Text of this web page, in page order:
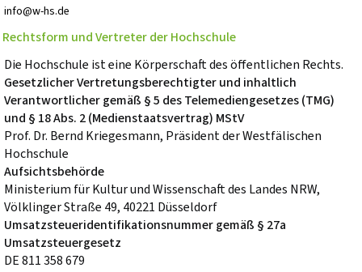
info@w-hs.de
Rechtsform und Vertreter der Hochschule
Die Hochschule ist eine Körperschaft des öffentlichen Rechts.
Gesetzlicher Vertretungsberechtigter und inhaltlich
Verantwortlicher gemäß § 5 des Telemediengesetzes (TMG)
und § 18 Abs. 2 (Medienstaatsvertrag) MStV
Prof. Dr. Bernd Kriegesmann, Präsident der Westfälischen
Hochschule
Aufsichtsbehörde
Ministerium für Kultur und Wissenschaft des Landes NRW,
Völklinger Straße 49, 40221 Düsseldorf
Umsatzsteueridentifikationsnummer gemäß § 27a
Umsatzsteuergesetz
DE 811 358 679